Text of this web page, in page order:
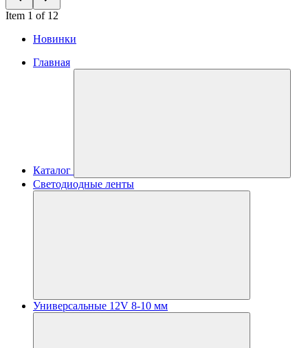
Item 1 of 12
Новинки
Главная
Каталог
Светодиодные ленты
Универсальные 12V 8-10 мм